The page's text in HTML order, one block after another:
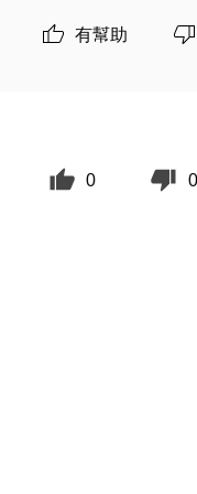
有幫助
0 0